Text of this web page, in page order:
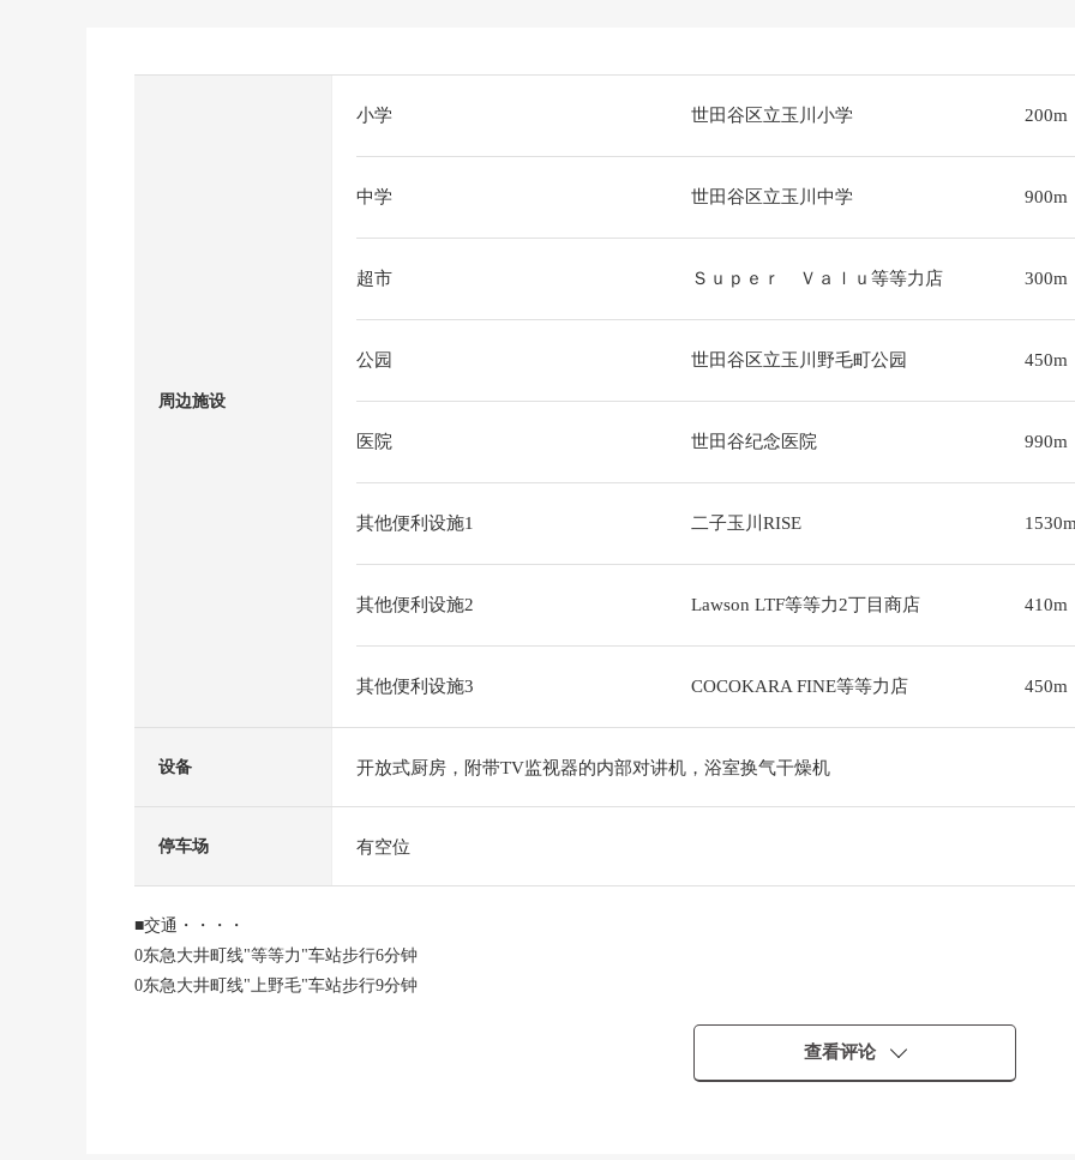
周边施设
小学 世田谷区立玉川小学 200m
中学 世田谷区立玉川中学 900m
超市 Ｓｕｐｅｒ Ｖａｌｕ等等力店 300m
公园 世田谷区立玉川野毛町公园 450m
医院 世田谷纪念医院 990m
其他便利设施1 二子玉川RISE
其他便利设施2 Lawson LTF等等力2丁目商店 410m
其他便利设施3 COCOKARA FINE等等力店 450m
设备 开放式厨房，附带TV监视器的内部对讲机，浴室换气干燥机
停车场 有空位
■交通・・・・
0东急大井町线"等等力"车站步行6分钟
0东急大井町线"上野毛"车站步行9分钟
查看评论